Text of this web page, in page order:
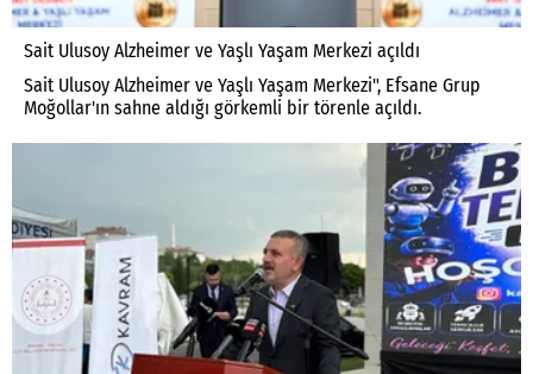
Sait Ulusoy Alzheimer ve Yaşlı Yaşam Merkezi açıldı
Sait Ulusoy Alzheimer ve Yaşlı Yaşam Merkezi", Efsane Grup
Moğollar'ın sahne aldığı görkemli bir törenle açıldı.